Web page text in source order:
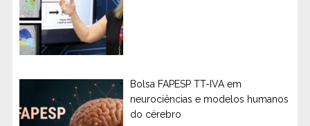
Bolsa FAPESP TT-IVA em
neurociências e modelos humanos
do cérebro